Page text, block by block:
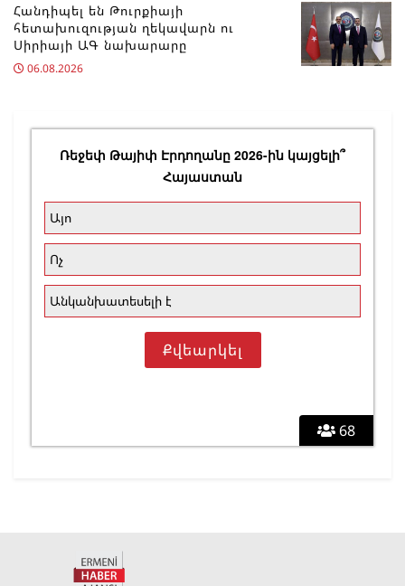
Հանդիպել են Թուրքիայի
հետախուզության ղեկավարն ու
Սիրիայի ԱԳ նախարարը
06.08.2026
68
Ռեջեփ Թայիփ Էրդողանը 2026-ին կայցելի՞
Հայաստան
Այո
Ոչ
Անկանխատեսելի է